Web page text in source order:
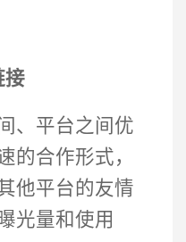
接
、平台之间优
的合作形式，
他平台的友情
光量和使用